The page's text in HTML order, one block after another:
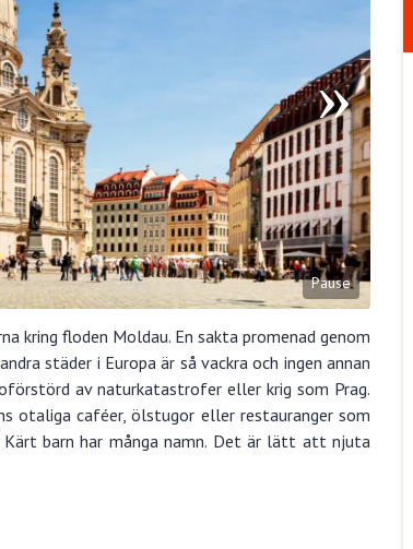
Pause
kring floden Moldau. En sakta promenad genom
städer i Europa är så vackra och ingen annan
av naturkatastrofer eller krig som Prag.
otaliga caféer, ölstugor eller restauranger som
barn har många namn. Det är lätt att njuta